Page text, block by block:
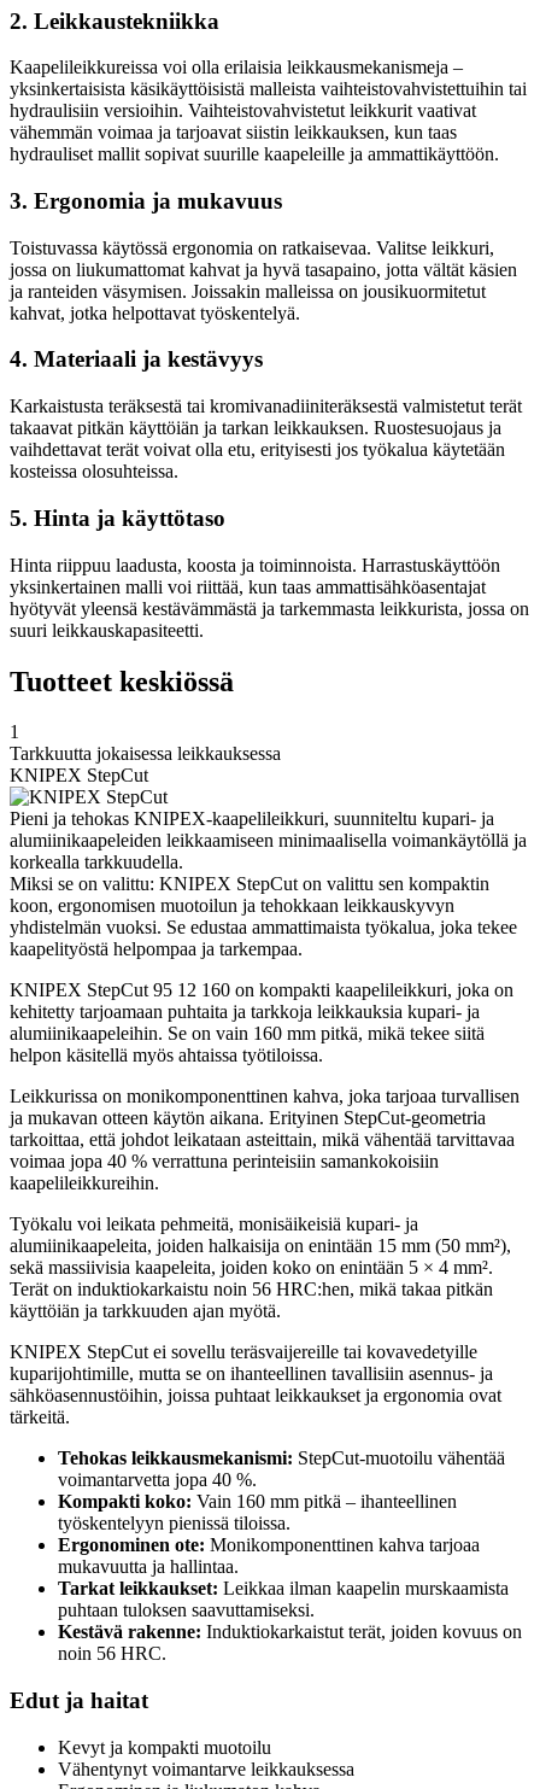
2. Leikkaustekniikka
Kaapelileikkureissa voi olla erilaisia leikkausmekanismeja –
yksinkertaisista käsikäyttöisistä malleista vaihteistovahvistettuihin tai
hydraulisiin versioihin. Vaihteistovahvistetut leikkurit vaativat
vähemmän voimaa ja tarjoavat siistin leikkauksen, kun taas
hydrauliset mallit sopivat suurille kaapeleille ja ammattikäyttöön.
3. Ergonomia ja mukavuus
Toistuvassa käytössä ergonomia on ratkaisevaa. Valitse leikkuri,
jossa on liukumattomat kahvat ja hyvä tasapaino, jotta vältät käsien
ja ranteiden väsymisen. Joissakin malleissa on jousikuormitetut
kahvat, jotka helpottavat työskentelyä.
4. Materiaali ja kestävyys
Karkaistusta teräksestä tai kromivanadiiniteräksestä valmistetut terät
takaavat pitkän käyttöiän ja tarkan leikkauksen. Ruostesuojaus ja
vaihdettavat terät voivat olla etu, erityisesti jos työkalua käytetään
kosteissa olosuhteissa.
5. Hinta ja käyttötaso
Hinta riippuu laadusta, koosta ja toiminnoista. Harrastuskäyttöön
yksinkertainen malli voi riittää, kun taas ammattisähköasentajat
hyötyvät yleensä kestävämmästä ja tarkemmasta leikkurista, jossa on
suuri leikkauskapasiteetti.
Tuotteet keskiössä
1
Tarkkuutta jokaisessa leikkauksessa
KNIPEX StepCut
Pieni ja tehokas KNIPEX-kaapelileikkuri, suunniteltu kupari- ja
alumiinikaapeleiden leikkaamiseen minimaalisella voimankäytöllä ja
korkealla tarkkuudella.
Miksi se on valittu: KNIPEX StepCut on valittu sen kompaktin
koon, ergonomisen muotoilun ja tehokkaan leikkauskyvyn
yhdistelmän vuoksi. Se edustaa ammattimaista työkalua, joka tekee
kaapelityöstä helpompaa ja tarkempaa.
KNIPEX StepCut 95 12 160 on kompakti kaapelileikkuri, joka on
kehitetty tarjoamaan puhtaita ja tarkkoja leikkauksia kupari- ja
alumiinikaapeleihin. Se on vain 160 mm pitkä, mikä tekee siitä
helpon käsitellä myös ahtaissa työtiloissa.
Leikkurissa on monikomponenttinen kahva, joka tarjoaa turvallisen
ja mukavan otteen käytön aikana. Erityinen StepCut-geometria
tarkoittaa, että johdot leikataan asteittain, mikä vähentää tarvittavaa
voimaa jopa 40 % verrattuna perinteisiin samankokoisiin
kaapelileikkureihin.
Työkalu voi leikata pehmeitä, monisäikeisiä kupari- ja
alumiinikaapeleita, joiden halkaisija on enintään 15 mm (50 mm²),
sekä massiivisia kaapeleita, joiden koko on enintään 5 × 4 mm².
Terät on induktiokarkaistu noin 56 HRC:hen, mikä takaa pitkän
käyttöiän ja tarkkuuden ajan myötä.
KNIPEX StepCut ei sovellu teräsvaijereille tai kovavedetyille
kuparijohtimille, mutta se on ihanteellinen tavallisiin asennus- ja
sähköasennustöihin, joissa puhtaat leikkaukset ja ergonomia ovat
tärkeitä.
Tehokas leikkausmekanismi: StepCut-muotoilu vähentää
voimantarvetta jopa 40 %.
Kompakti koko: Vain 160 mm pitkä – ihanteellinen
työskentelyyn pienissä tiloissa.
Ergonominen ote: Monikomponenttinen kahva tarjoaa
mukavuutta ja hallintaa.
Tarkat leikkaukset: Leikkaa ilman kaapelin murskaamista
puhtaan tuloksen saavuttamiseksi.
Kestävä rakenne: Induktiokarkaistut terät, joiden kovuus on
noin 56 HRC.
Edut ja haitat
Kevyt ja kompakti muotoilu
Vähentynyt voimantarve leikkauksessa